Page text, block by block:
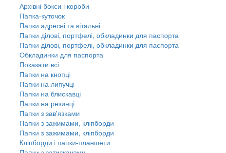
Архівні бокси і короби
Папка-куточок
Папки адресні та вітальні
Папки ділові, портфелі, обкладинки для паспорта
Папки ділові, портфелі, обкладинки для паспорта
Обкладинки для паспорта
Показати всі
Папки на кнопці
Папки на липучці
Папки на блискавці
Папки на резинці
Папки з зав'язками
Папки з зажимами, кліпборди
Папки з зажимами, кліпборди
Кліпборди і папки-планшети